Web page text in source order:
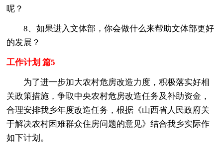
呢？
8、如果进入文体部，你会做什么来帮助文体部更好
的发展？
工作计划 篇5
为了进一步加大农村危房改造力度，积极落实好相
关政策措施，争取中央农村危房改造任务及补助资金，
合理安排我乡年度改造任务，根据《山西省人民政府关
于解决农村困难群众住房问题的意见》结合我乡实际作
如下计划。